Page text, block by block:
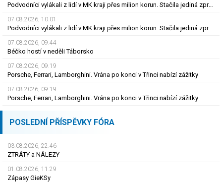
Podvodníci vylákali z lidí v MK kraji přes milion korun. Stačila jediná zpráva
07.08.2026, 10.01
Podvodníci vylákali z lidí v MK kraji přes milion korun. Stačila jediná zpráva
07.08.2026, 09.44
Béčko hostí v neděli Táborsko
07.08.2026, 09.19
Porsche, Ferrari, Lamborghini. Vrána po konci v Třinci nabízí zážitky
07.08.2026, 09.19
Porsche, Ferrari, Lamborghini. Vrána po konci v Třinci nabízí zážitky
POSLEDNÍ PŘÍSPĚVKY FÓRA
03.08.2026, 22.46
ZTRÁTY a NÁLEZY
01.08.2026, 11.29
Zápasy GieKSy